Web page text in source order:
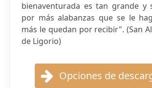
bienaventurada es tan grande y
por más alabanzas que se le
más le quedan por recibir". (San
de Ligorio)
Opciones de